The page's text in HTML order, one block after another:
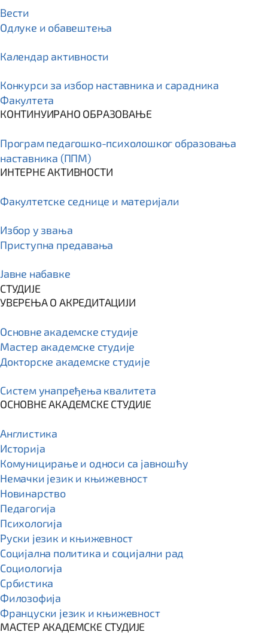
Вести
Одлуке и обавештења
Календар активности
Конкурси за избор наставника и сарадника
Факултета
КОНТИНУИРАНО ОБРАЗОВАЊЕ
Програм пeдагошко-психолошког образовања
наставника (ППМ)
ИНТЕРНЕ АКТИВНОСТИ
Факултетске седнице и материјали
Избор у звања
Приступна предавања
Јавне набавке
СТУДИЈЕ
УВЕРЕЊА О АКРЕДИТАЦИЈИ
Основне академске студије
Мастер академске студије
Докторске академске студије
Систем унапређења квалитета
ОСНОВНЕ АКАДЕМСКЕ СТУДИЈЕ
Англистика
Историја
Комуницирање и односи са јавношћу
Немачки језик и књижевност
Новинарство
Педагогија
Психологија
Руски језик и књижевност
Социјална политика и социјални рад
Социологија
Србистика
Филозофија
Француски језик и књижевност
МАСТЕР АКАДЕМСКЕ СТУДИЈЕ